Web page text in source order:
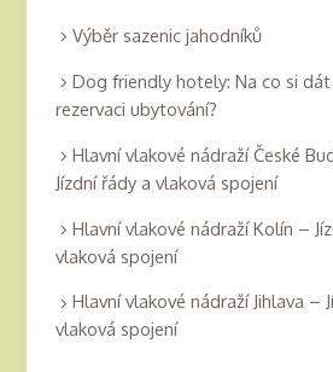
Výběr sazenic jahodníků
Dog friendly hotely: Na co si
rezervaci ubytování?
Hlavní vlakové nádraží České
Jízdní řády a vlaková spojení
Hlavní vlakové nádraží Kolín –
vlaková spojení
Hlavní vlakové nádraží Jihlava –
vlaková spojení